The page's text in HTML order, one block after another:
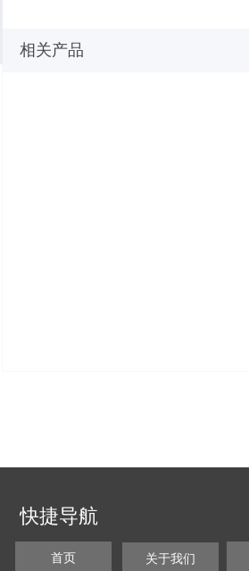
相关产品
快捷导航
首页 关于我们